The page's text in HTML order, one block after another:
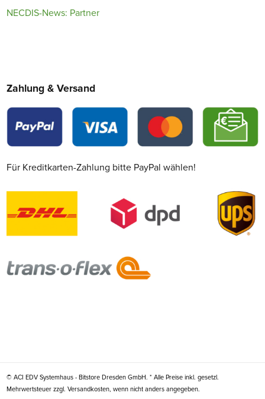
NECDIS-News: Partner
Zahlung & Versand
Für Kreditkarten-Zahlung bitte PayPal wählen!
© ACI EDV Systemhaus - Bitstore Dresden GmbH. * Alle Preise inkl. gesetzl.
Mehrwertsteuer zzgl. Versandkosten, wenn nicht anders angegeben.